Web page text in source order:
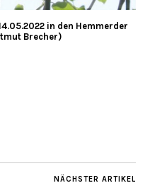
in den Hemmerder
Brecher)
NÄCHSTER ARTIKEL